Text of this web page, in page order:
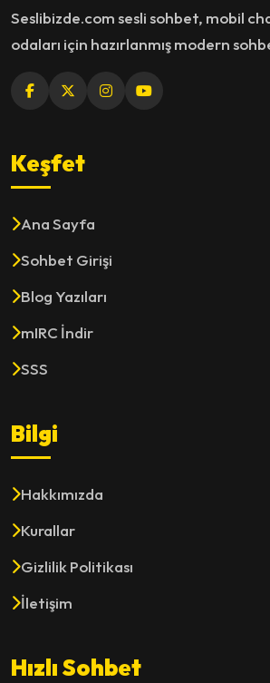
Seslibizde.com sesli sohbet, mobil
odaları için hazırlanmış modern
Keşfet
Ana Sayfa
Sohbet Girişi
Blog Yazıları
mIRC İndir
SSS
Bilgi
Hakkımızda
Kurallar
Gizlilik Politikası
İletişim
Hızlı Sohbet